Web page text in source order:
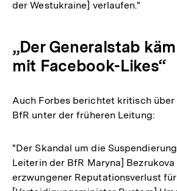
der Westukraine] verlaufen."
„Der Generalstab
mit Facebook-Likes“
Auch Forbes berichtet kritisch
BfR unter der früheren Leitung:
"Der Skandal um die
Leiterin der BfR Maryna] Bezrukova
erzwungener Reputationsverlust für